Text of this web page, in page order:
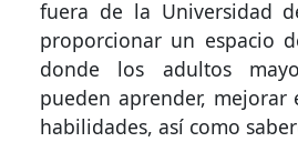
fuera de la Universidad
proporcionar un espacio
donde los adultos
pueden aprender, mejorar
habilidades, así como